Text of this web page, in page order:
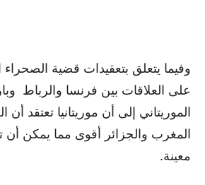
وفيما يتعلق بتعقيدات قضية الصحراء
على العلاقات بين فرنسا والرباط
الموريتاني إلى أن موريتانيا تعتقد أن
المغرب والجزائر أقوى مما يمكن أن
معينة.